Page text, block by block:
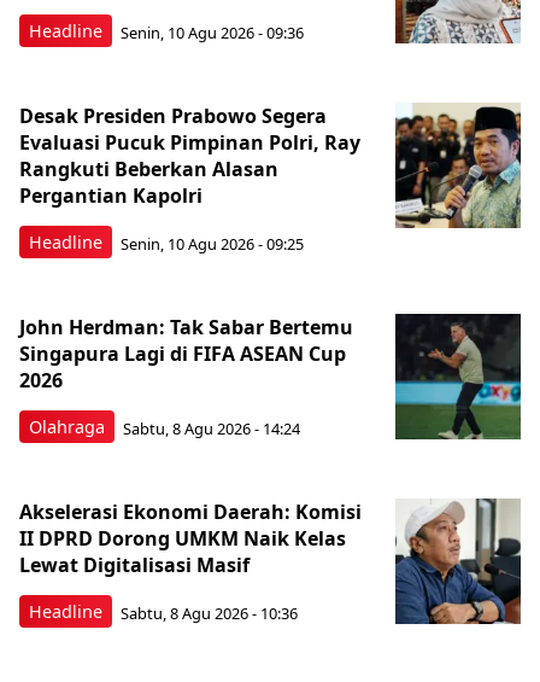
Headline Senin, 10 Agu 2026 - 09:36
Headline
Desak Presiden Prabowo Segera
Evaluasi Pucuk Pimpinan Polri, Ray
Rangkuti Beberkan Alasan
Pergantian Kapolri
Senin, 10 Agu 2026 - 09:25
Olahraga
John Herdman: Tak Sabar Bertemu
Singapura Lagi di FIFA ASEAN Cup
2026
Sabtu, 8 Agu 2026 - 14:24
Headline
Akselerasi Ekonomi Daerah: Komisi
II DPRD Dorong UMKM Naik Kelas
Lewat Digitalisasi Masif
Sabtu, 8 Agu 2026 - 10:36